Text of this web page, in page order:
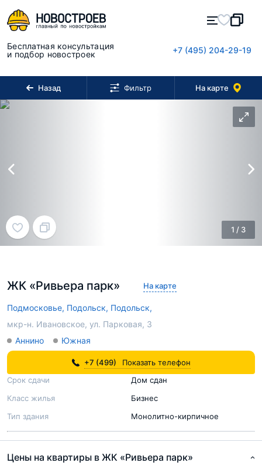
Бесплатная консультация
и подбор новостроек
+7 (495) 204-29-19
Назад Фильтр На карте
ЖК «Ривьера парк» На карте
Подмосковье, Подольск, Подольск,
мкр-н. Ивановское, ул. Парковая, 3
Аннино
Южная
1 / 3
Срок сдачи
Дом сдан
Класс жилья
Бизнес
Тип здания
Монолитно-кирпичное
+7 (499) Показать телефон
Цены на квартиры в ЖК «Ривьера парк»